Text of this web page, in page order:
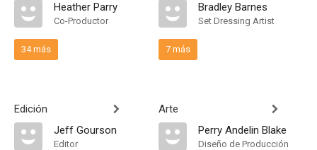
Heather Parry
Co-Productor
34 más
Edición
Jeff Gourson
Editor
Bradley Barnes
Set Dressing Artist
7 más
Arte
Perry Andelin Blake
Diseño de Producción